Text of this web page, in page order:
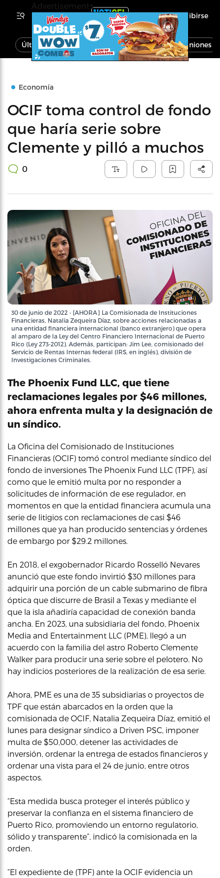
Inscribirse
Última Hora Noticias Economía Opiniones
Economía
OCIF toma control de fondo
que haría serie sobre
Clemente y pilló a muchos
0
30 de junio de 2022 - [AHORA] La Comisionada de Instituciones
Financieras, Natalia Zequeira Díaz, sobre acciones relacionadas a
una entidad financiera internacional (banco extranjero) que opera
al amparo de la Ley del Centro Financiero Internacional de Puerto
Rico (Ley 273-2012). Además, participan: Jim Lee, comisionado del
Servicio de Rentas Internas federal (IRS, en inglés), división de
Investigaciones Criminales.
The Phoenix Fund LLC, que tiene
reclamaciones legales por $46 millones,
ahora enfrenta multa y la designación de
un síndico.
La Oficina del Comisionado de Instituciones
Financieras (OCIF) tomó control mediante síndico del
fondo de inversiones The Phoenix Fund LLC (TPF), así
como que le emitió multa por no responder a
solicitudes de información de ese regulador, en
momentos en que la entidad financiera acumula una
serie de litigios con reclamaciones de casi $46
millones que ya han producido sentencias y órdenes
de embargo por $29.2 millones.
En 2018, el exgobernador Ricardo Rosselló Nevares
anunció que este fondo invirtió $30 millones para
adquirir una porción de un cable submarino de fibra
óptica que discurre de Brasil a Texas y mediante el
que la isla añadiría capacidad de conexión banda
ancha. En 2023, una subsidiaria del fondo, Phoenix
Media and Entertainment LLC (PME), llegó a un
acuerdo con la familia del astro Roberto Clemente
Walker para producir una serie sobre el pelotero. No
hay indicios posteriores de la realización de esa serie.
Ahora, PME es una de 35 subsidiarias o proyectos de
TPF que están abarcados en la orden que la
comisionada de OCIF, Natalia Zequeira Díaz, emitió el
lunes para designar síndico a Driven PSC, imponer
multa de $50,000, detener las actividades de
inversión, ordenar la entrega de estados financieros y
ordenar una vista para el 24 de junio, entre otros
aspectos.
“Esta medida busca proteger el interés público y
preservar la confianza en el sistema financiero de
Puerto Rico, promoviendo un entorno regulatorio,
sólido y transparente”, indicó la comisionada en la
orden.
“El expediente de (TPF) ante la OCIF evidencia un
Advertisements